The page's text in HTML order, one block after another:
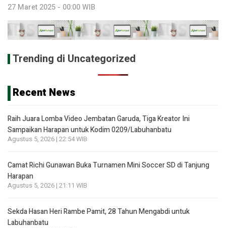
27 Maret 2025 - 00:00 WIB
Trending di Uncategorized
Recent News
Raih Juara Lomba Video Jembatan Garuda, Tiga Kreator Ini
Sampaikan Harapan untuk Kodim 0209/Labuhanbatu
Agustus 5, 2026 | 22:54 WIB
Camat Richi Gunawan Buka Turnamen Mini Soccer SD di Tanjung
Harapan
Agustus 5, 2026 | 21:11 WIB
Sekda Hasan Heri Rambe Pamit, 28 Tahun Mengabdi untuk
Labuhanbatu